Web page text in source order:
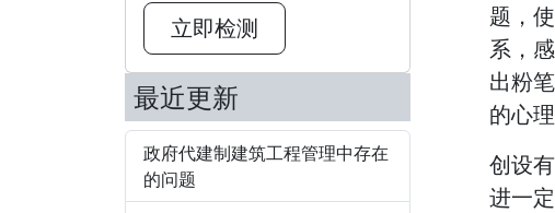
立即检测
最近更新
政府代建制建筑工程管理中存在
的问题
题，
系，
出粉
的心理
创设
进一